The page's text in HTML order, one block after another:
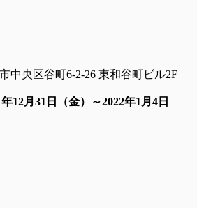
中央区谷町6-2-26 東和谷町ビル2F
12月31日（金）～2022年1月4日